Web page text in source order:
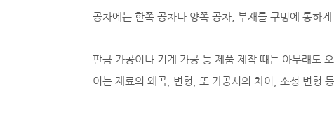
공차에는 한쪽 공차나 양쪽 공차, 부재를 구멍에 통하
판금 가공이나 기계 가공 등 제품 제작 때는 아무래도
이는 재료의 왜곡, 변형, 또 가공시의 차이, 소성 변형